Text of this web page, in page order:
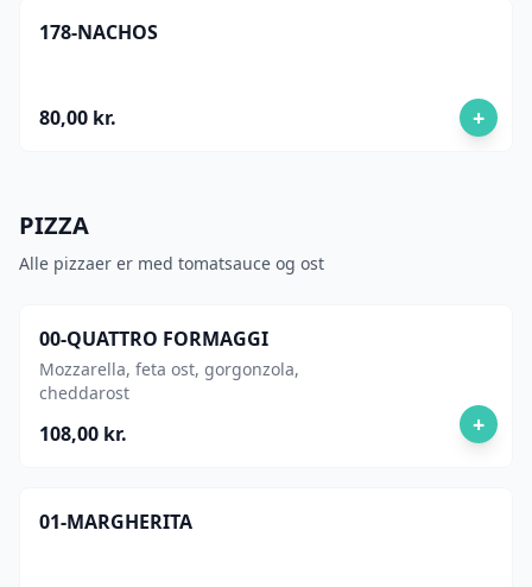
178-NACHOS
80,00 kr. +
PIZZA
Alle pizzaer er med tomatsauce og ost
00-QUATTRO FORMAGGI
Mozzarella, feta ost, gorgonzola,
cheddarost
108,00 kr. +
01-MARGHERITA